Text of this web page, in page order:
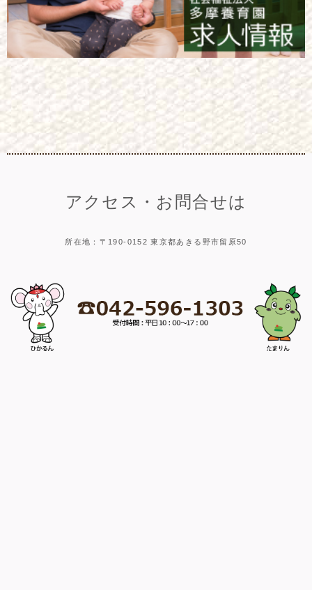
アクセス・お問合せは
所在地：〒190-0152 東京都あきる野市留原50